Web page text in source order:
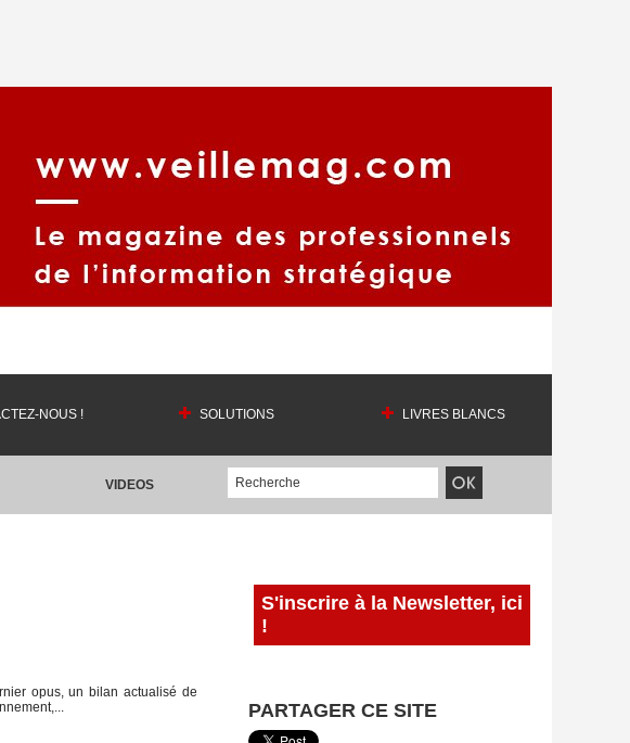
NOUS ! SOLUTIONS LIVRES BLANCS
VIDEOS
opus, un bilan actualisé de
S'inscrire à la Newsletter, ici
!
PARTAGER CE SITE